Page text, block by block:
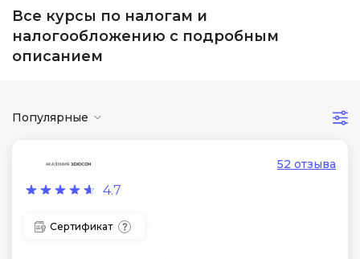
Все курсы по налогам и
налогообложению с подробным
описанием
Популярные
4.7
52 отзыва
Сертификат